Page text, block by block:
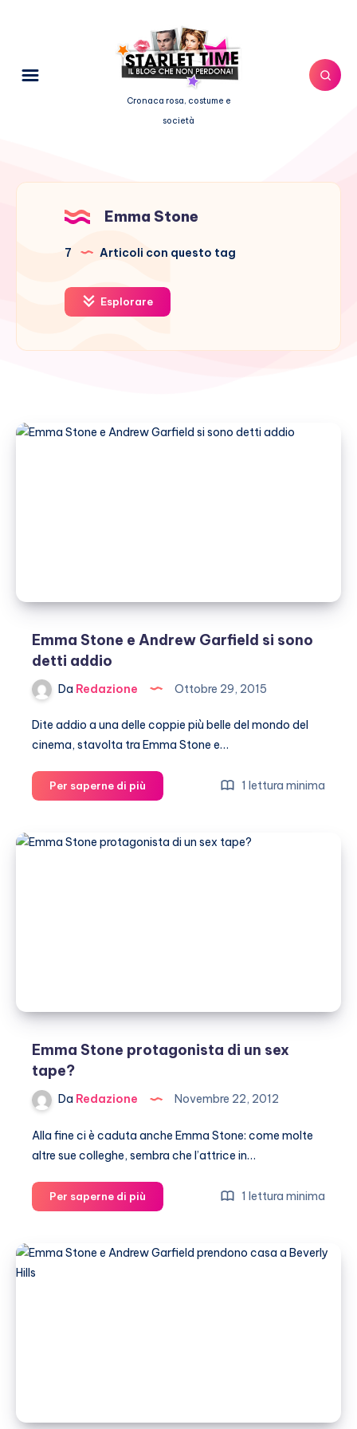
Cronaca rosa, costume e
società
Emma Stone
7 Articoli con questo tag
Esplorare
Emma Stone e Andrew Garfield si sono
detti addio
Da Redazione Ottobre 29, 2015
Dite addio a una delle coppie più belle del mondo del
cinema, stavolta tra Emma Stone e…
Per saperne di più
Stone
Andrew
1 lettura minima
Emma Stone protagonista di un sex
tape?
Da Redazione Novembre 22, 2012
Alla fine ci è caduta anche Emma Stone: come molte
altre sue colleghe, sembra che l’attrice in…
Per saperne di più
Stone
di
1 lettura minima